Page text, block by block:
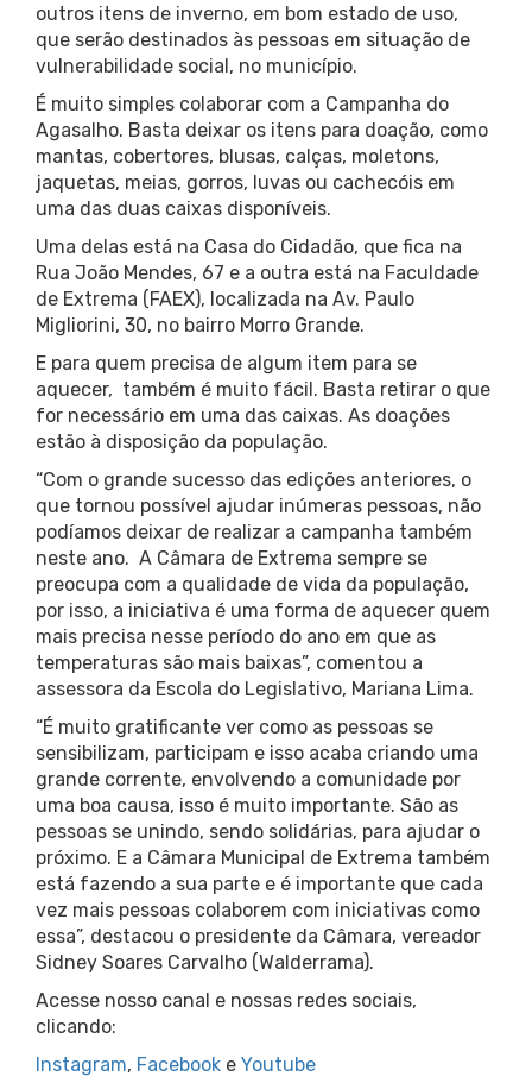
outros itens de inverno, em bom estado de uso,
que serão destinados às pessoas em situação de
vulnerabilidade social, no município.
É muito simples colaborar com a Campanha do
Agasalho. Basta deixar os itens para doação, como
mantas, cobertores, blusas, calças, moletons,
jaquetas, meias, gorros, luvas ou cachecóis em
uma das duas caixas disponíveis.
Uma delas está na Casa do Cidadão, que fica na
Rua João Mendes, 67 e a outra está na Faculdade
de Extrema (FAEX), localizada na Av. Paulo
Migliorini, 30, no bairro Morro Grande.
E para quem precisa de algum item para se
aquecer, também é muito fácil. Basta retirar o que
for necessário em uma das caixas. As doações
estão à disposição da população.
“Com o grande sucesso das edições anteriores, o
que tornou possível ajudar inúmeras pessoas, não
podíamos deixar de realizar a campanha também
neste ano. A Câmara de Extrema sempre se
preocupa com a qualidade de vida da população,
por isso, a iniciativa é uma forma de aquecer quem
mais precisa nesse período do ano em que as
temperaturas são mais baixas”, comentou a
assessora da Escola do Legislativo, Mariana Lima.
“É muito gratificante ver como as pessoas se
sensibilizam, participam e isso acaba criando uma
grande corrente, envolvendo a comunidade por
uma boa causa, isso é muito importante. São as
pessoas se unindo, sendo solidárias, para ajudar o
próximo. E a Câmara Municipal de Extrema também
está fazendo a sua parte e é importante que cada
vez mais pessoas colaborem com iniciativas como
essa”, destacou o presidente da Câmara, vereador
Sidney Soares Carvalho (Walderrama).
Acesse nosso canal e nossas redes sociais,
clicando:
Instagram, Facebook e Youtube